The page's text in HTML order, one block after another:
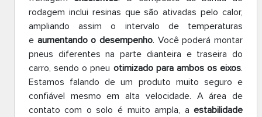
rodagem inclui resinas que são ativadas pelo calor,
ampliando assim o intervalo de temperaturas
e aumentando o desempenho. Você poderá montar
pneus diferentes na parte dianteira e traseira do
carro, sendo o pneu otimizado para ambos os eixos.
Estamos falando de um produto muito seguro e
confiável mesmo em alta velocidade. A área de
contato com o solo é muito ampla, aestabilidade